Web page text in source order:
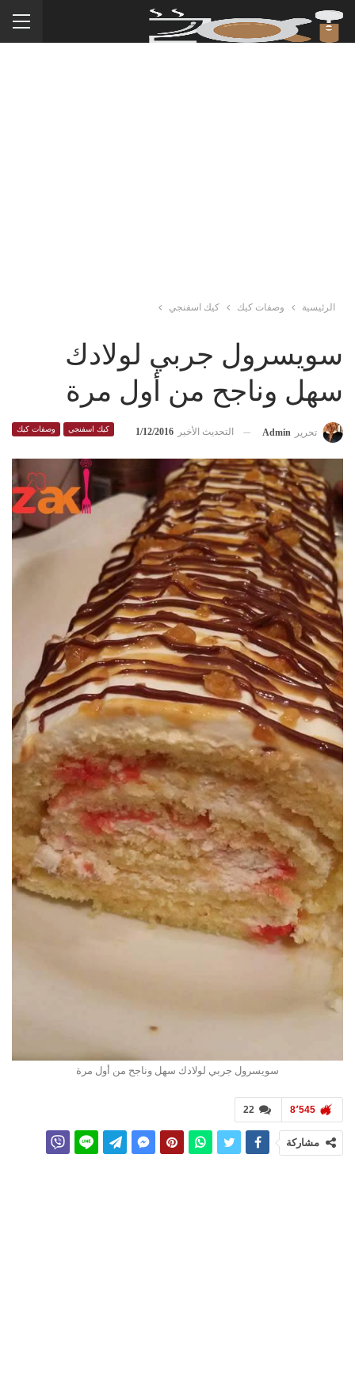
الرئيسية وصفات كيك كيك اسفنجي
سويسرول جربي لولادك
سهل وناجح من أول مرة
كيك اسفنجي وصفات كيك تحرير Admin التحديث الأخير 1/12/2016
سويسرول جربي لولادك سهل وناجح من أول مرة
22 8٬545
مشاركة